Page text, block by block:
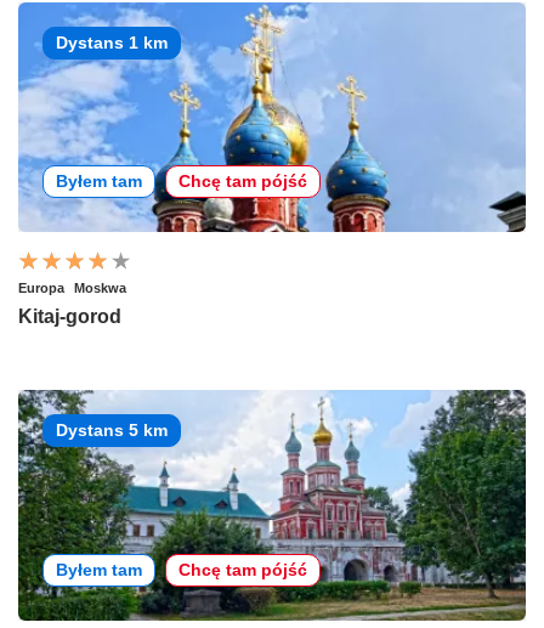
Dystans 1 km
Byłem tam Chcę tam pójść
Europa Moskwa
Kitaj-gorod
Dystans 5 km
Byłem tam Chcę tam pójść